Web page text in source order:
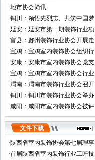
·地市协会简讯
·铜川：领悟先烈志、共筑中国梦
·延安：延安市第一期装饰行业项
·富县：鄜州装饰行业协会开展走
·宝鸡：宝鸡室内装饰协会组织行
·安康：安康市室内装饰协会党支
·宝鸡：宝鸡市室内装饰协会行业
·渭南：渭南市装饰行业协会召开
·铜川：铜川市装饰行业协会举办
·咸阳：咸阳市室内装饰协会被评
文件下载
·陕西省室内装饰协会第七届理事
·首届陕西省室内装饰行业工匠技